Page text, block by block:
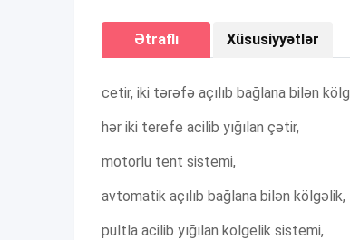
Ətraflı Xüsusiyyətlər
cetir, iki tərəfə açılıb bağlana bilən
hər iki terefe acilib yığılan çətir,
motorlu tent sistemi,
avtomatik açılıb bağlana bilən kölgəlik,
pultla acilib yığılan kolgelik sistemi,